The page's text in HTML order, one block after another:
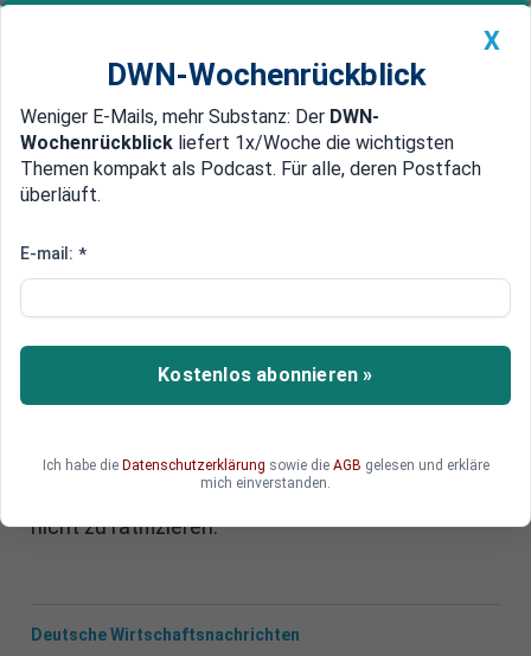
Newsticker MEIN DWN: Geldanlage Premium
Edelmetalle DWN-Magazin China
Nach „Nein“ der Niederländer
EU will an Ukraine-Abkommen
festhalten
Der durch die Niederländer abgelehnte Ukraine-
Rutte hatte gleich nach der Abstimmung
nicht zu ratifizieren.
Deutsche Wirtschaftsnachrichten
X
DWN-Wochenrückblick
Weniger E-Mails, mehr Substanz: Der DWN-
Wochenrückblick liefert 1x/Woche die wichtigsten
Themen kompakt als Podcast. Für alle, deren Postfach
überläuft.
E-mail: *
Kostenlos abonnieren »
Ich habe die Datenschutzerklärung sowie die AGB gelesen und erkläre
mich einverstanden.